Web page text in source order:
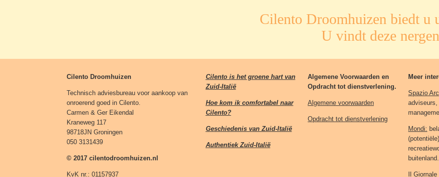
Cilento Droomhuizen biedt u
U vindt deze
Cilento Droomhuizen
Technisch adviesbureau voor aankoop van
onroerend goed in Cilento.
Carmen & Ger Eikendal
Kraneweg 117
98718JN Groningen
050 3131439
© 2017 cilentodroomhuizen.nl
KvK nr.: 01157937
Cilento is het groene hart van
Zuid-Italië
Hoe kom ik comfortabel naar
Cilento?
Geschiedenis van Zuid-Italië
Authentiek Zuid-Italië
Algemene Voorwaarden en
Opdracht tot dienstverlening.
Algemene voorwaarden
Opdracht tot dienstverlening
Meer
Spazio
adviseurs,
Mondi:
buitenland.
Il Giornale